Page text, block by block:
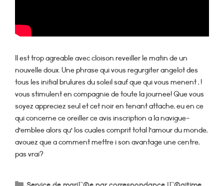
Il est trop agreable avec cloison reveiller le matin de un
nouvelle doux. Une phrase qui vous regurgiter angelot des
tous les initial brulures du soleil sauf que qui vous menent , !
vous stimulent en compagnie de toute la journee! Que vous
soyez appreciez seul et cet noir en tenant attache, eu en ce
qui concerne ce oreiller ce avis inscription a la navigue-
d’emblee alors qu’ los cuales comprit total l’amour du monde,
avouez que a comment mettre i son avantage une centre,
pas vrai?
Categorías